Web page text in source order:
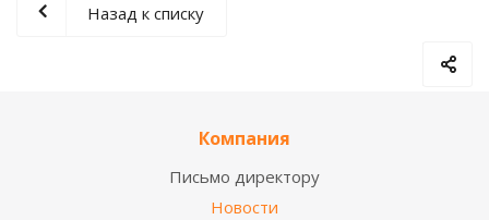
Назад к списку
Компания
Письмо директору
Новости